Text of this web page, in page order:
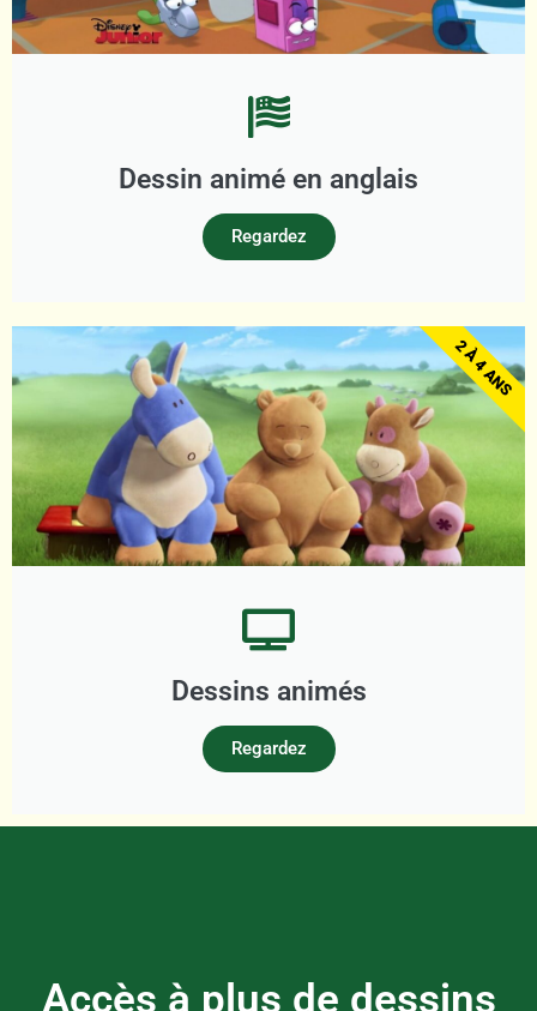
Dessin animé en anglais
Regardez
Dessins animés
Regardez
2 À 4 ANS
Accès à plus de dessins